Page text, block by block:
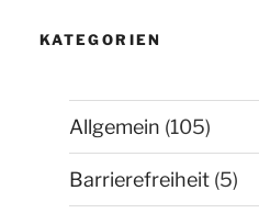
KATEGORIEN
Allgemein (105)
Barrierefreiheit (5)